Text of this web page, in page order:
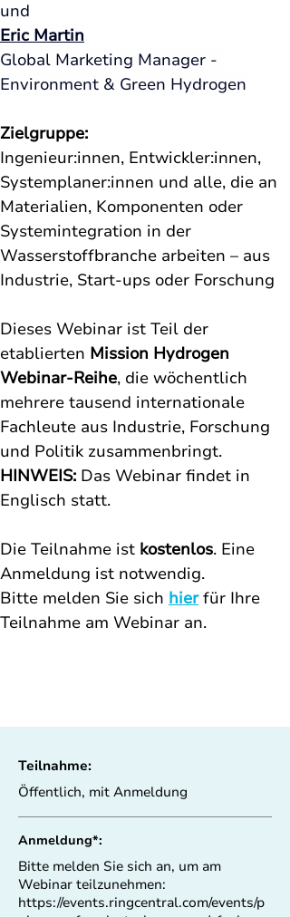
und
Eric Martin
Global Marketing Manager -
Environment & Green Hydrogen
Zielgruppe:
Ingenieur:innen, Entwickler:innen,
Systemplaner:innen und alle, die an
Materialien, Komponenten oder
Systemintegration in der
Wasserstoffbranche arbeiten – aus
Industrie, Start-ups oder Forschung
Dieses Webinar ist Teil der
etablierten Mission Hydrogen
Webinar-Reihe, die wöchentlich
mehrere tausend internationale
Fachleute aus Industrie, Forschung
und Politik zusammenbringt.
HINWEIS: Das Webinar findet in
Englisch statt.
Die Teilnahme ist kostenlos. Eine
Anmeldung ist notwendig.
Bitte melden Sie sich hier für Ihre
Teilnahme am Webinar an.
Teilnahme:
Öffentlich, mit Anmeldung
Anmeldung*:
Bitte melden Sie sich an, um am
Webinar teilzunehmen:
https://events.ringcentral.com/events/p